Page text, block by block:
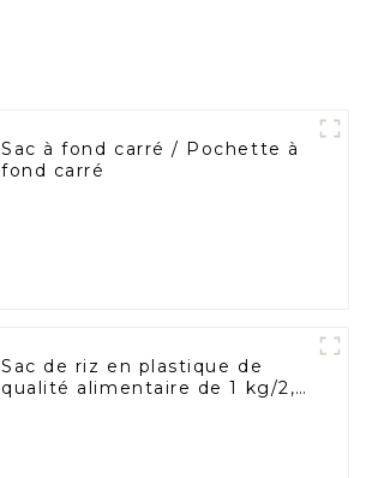
Sac à fond carré / Pochette à
fond carré
Sac de riz en plastique de
qualité alimentaire de 1 kg/2,5